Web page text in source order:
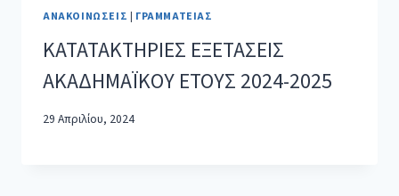
ΑΝΑΚΟΙΝΏΣΕΙΣ | ΓΡΑΜΜΑΤΕΊΑΣ
ΚΑΤΑΤΑΚΤΗΡΙΕΣ ΕΞΕΤΑΣΕΙΣ
ΑΚΑΔΗΜΑΪΚΟΥ ΕΤΟΥΣ 2024-2025
29 Απριλίου, 2024